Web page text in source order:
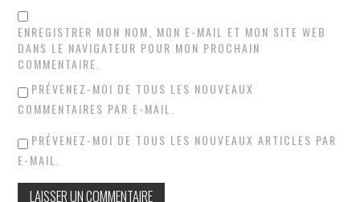
ENREGISTRER MON NOM, MON E-MAIL ET MON SITE WEB
DANS LE NAVIGATEUR POUR MON PROCHAIN
COMMENTAIRE.
PRÉVENEZ-MOI DE TOUS LES NOUVEAUX
COMMENTAIRES PAR E-MAIL.
PRÉVENEZ-MOI DE TOUS LES NOUVEAUX ARTICLES PAR
E-MAIL.